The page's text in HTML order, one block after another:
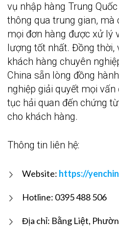
vụ nhập hàng Trung
thông qua trung gian, mà
mọi đơn hàng được xử lý
lượng tốt nhất. Đồng thời,
khách hàng chuyên
China sẵn lòng đồng
nghiệp giải quyết mọi
tục hải quan đến chứng
cho khách hàng.
Thông tin liên hệ:
Website: https://
Hotline: 0395 488 506
Địa chỉ: Bằng Liệt,